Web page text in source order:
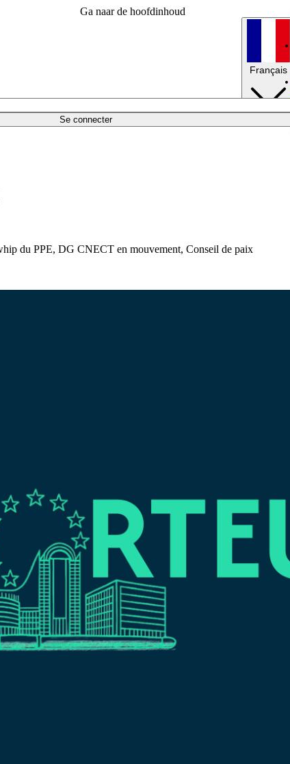
Ga naar de hoofdinhoud
Se connecter
Français
du PPE, DG CNECT en mouvement, Conseil de paix